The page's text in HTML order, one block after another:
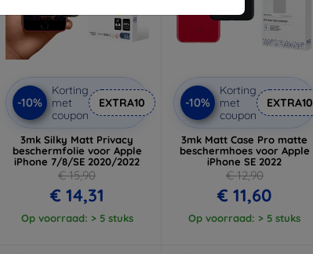
-10%
Korting
met
coupon
EXTRA10
3mk Silky Matt Privacy
beschermfolie voor Apple
iPhone 7/8/SE 2020/2022
€ 15,90
€ 14,31
Op voorraad: > 5 stuks
-10%
Korting
met
coupon
EXTRA10
3mk Matt Case Pro matte
beschermhoes voor Apple
iPhone SE 2022
€ 12,90
€ 11,60
Op voorraad: > 5 stuks